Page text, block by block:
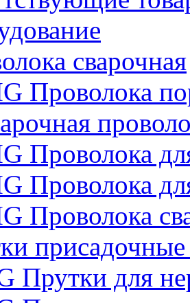
сварочная
Проволока
Проволока
Проволока
Проволока
Прутки для